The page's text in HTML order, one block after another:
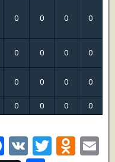
0 0 0 0
0 0 0 0
0 0 0 0
0 0 0 0
F
V
T
O